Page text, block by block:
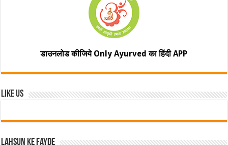
डाउनलोड कीजिये Only Ayurved का हिंदी APP
Like Us
Lahsun ke fayde